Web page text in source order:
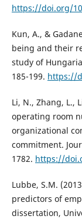
https://doi.org/
Kun, A., &
being and their
study of
185-199. https://
Li, N., Zhang, L.,
operating room
organizational
commitment.
1782. https://
Lubbe, S.M.
predictors of
dissertation,